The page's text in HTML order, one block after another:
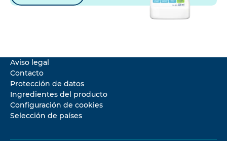
Aviso legal
Contacto
Protección de datos
Ingredientes del producto
Configuración de cookies
Selección de países